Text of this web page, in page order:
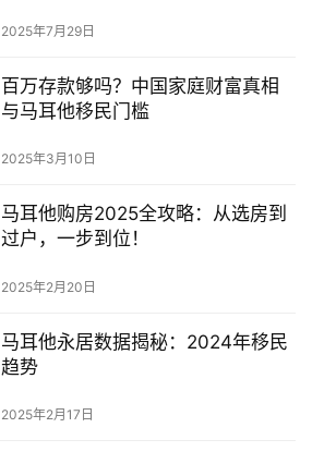
2025年7月29日
百万存款够吗？中国家庭财富真相
与马耳他移民门槛
2025年3月10日
马耳他购房2025全攻略：从选房到
过户，一步到位！
2025年2月20日
马耳他永居数据揭秘：2024年移民
趋势
2025年2月17日